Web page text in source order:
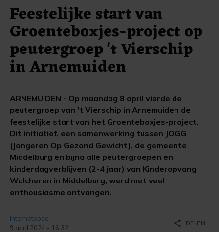
Feestelijke start van
Groenteboxjes-project op
peutergroep 't Vierschip
in Arnemuiden
ARNEMUIDEN - Op maandag 8 april vierde de
peutergroep van 't Vierschip in Arnemuiden de
feestelijke start van het Groenteboxjes-project.
Dit initiatief, een samenwerking tussen JOGG
(Jongeren Op Gezond Gewicht), de gemeente
Middelburg en bijna alle peutergroepen en
kinderdagverblijven (2-4 jaar) van Kinderopvang
Walcheren in Middelburg, werd met veel
enthousiasme ontvangen.
Internetbode
9 april 2024 - 16:32
share DELEN